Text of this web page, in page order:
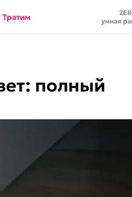
Тратим
умная
полный